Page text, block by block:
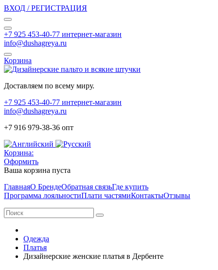
ВХОД / РЕГИСТРАЦИЯ
+7 925 453-40-77 интернет-магазин
info@dushagreya.ru
Корзина
Доставляем по всему миру.
+7 925 453-40-77 интернет-магазин
info@dushagreya.ru
+7 916 979-38-36 опт
Корзина:
Оформить
Ваша корзина пуста
ГлавнаяО БрендеОбратная связьГде купить
Программа лояльностиПлати частямиКонтактыОтзывы
Одежда
Платья
Дизайнерские женские платья в Дербенте